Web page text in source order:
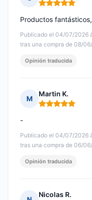
Nota: 5 de 5
Publicado el 04/07/2026
tras una compra de 08/
Productos
Opinión traducida
M
Martin K.
Nota: 5 de 5
Publicado el 04/07/2026
tras una compra de 06/
-
Opinión traducida
Nicolas R.